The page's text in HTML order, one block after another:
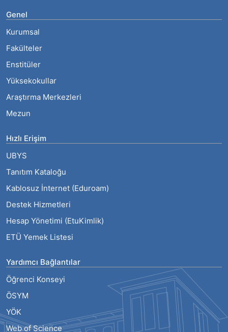
Genel
Kurumsal
Fakülteler
Enstitüler
Yüksekokullar
Araştırma Merkezleri
Mezun
Hızlı Erişim
UBYS
Tanıtım Kataloğu
Kablosuz İnternet (Eduroam)
Destek Hizmetleri
Hesap Yönetimi (EtuKimlik)
ETÜ Yemek Listesi
Yardımcı Bağlantılar
Öğrenci Konseyi
ÖSYM
YÖK
Web of Science